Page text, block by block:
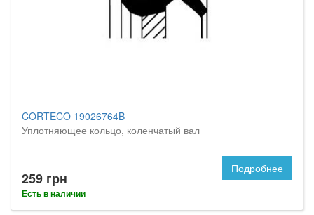
CORTECO 19026764B
Уплотняющее кольцо, коленчатый вал
259 грн
Есть в наличии
Подробнее